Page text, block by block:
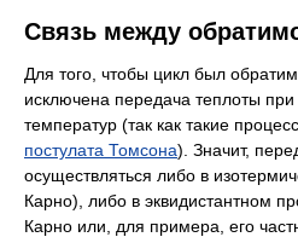
Связь между
Для того, чтобы цикл был
исключена передача теплоты при
температур (так как такие
постулата Томсона). Значит,
осуществляться либо в
Карно), либо в эквидистантном
Карно или, для примера, его